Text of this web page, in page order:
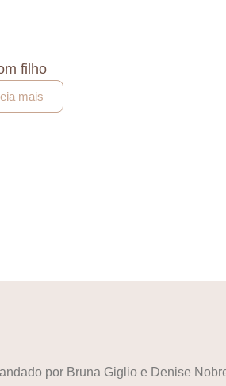
filho
mais
por Bruna Giglio e Denise